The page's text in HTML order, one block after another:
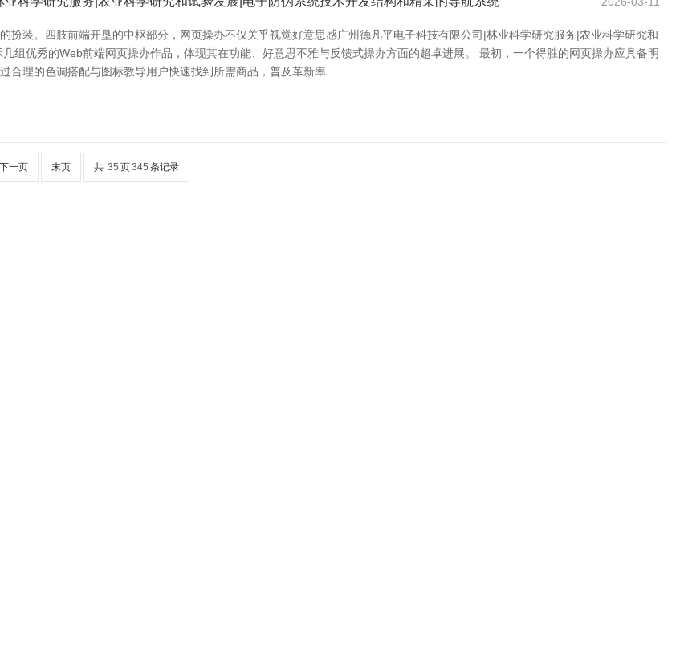
扮装。四肢前端开垦的中枢部分，网页操办不仅关乎视觉好意思感广州德凡平电子科技有限公司|林业科学研究服务|农业科学研究和
组优秀的Web前端网页操办作品，体现其在功能、好意思不雅与反馈式操办方面的超卓进展。 最初，一个得胜的网页操办应具备明
合理的色调搭配与图标教导用户快速找到所需商品，普及革新率
下一页 末页 共 35 页345 条记录